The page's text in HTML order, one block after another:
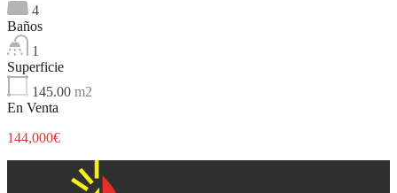
4
Baños
1
Superficie
145.00 m2
En Venta
144,000€